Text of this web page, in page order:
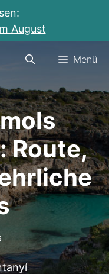
August
Menü
Route,